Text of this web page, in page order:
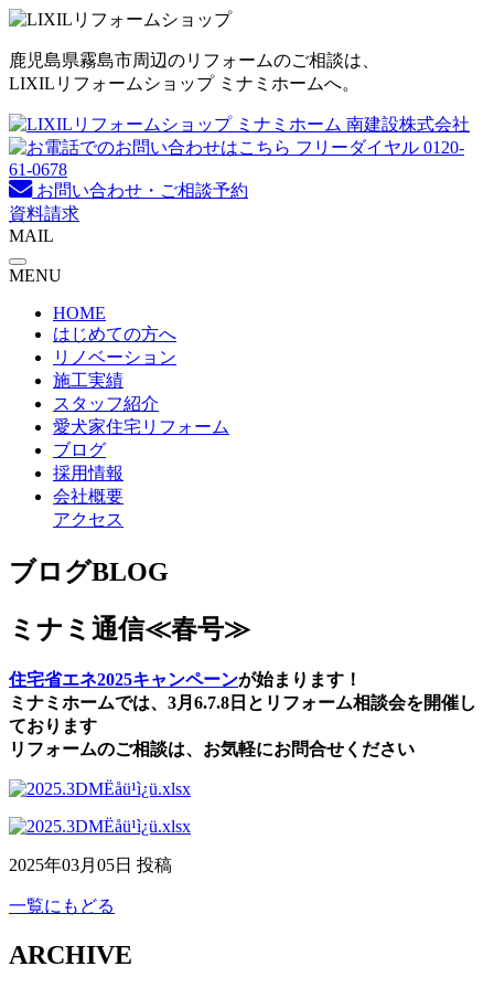
コ
テ
ン
ツ
へ
ス
キ
ッ
プ
鹿児島県霧島市周辺のリフォームのご相談は、
LIXILリフォームショップ ミナミホームへ。
お問い合わせ・ご相談予約
資料請求
MAIL
MENU
HOME
はじめての方へ
リノベーション
施工実績
スタッフ紹介
愛犬家住宅リフォーム
ブログ
採用情報
会社概要
アクセス
ブログBLOG
ミナミ通信≪春号≫
住宅省エネ2025キャンペーンが始まります！
ミナミホームでは、3月6.7.8日とリフォーム相談会を開催し
ております
リフォームのご相談は、お気軽にお問合せください
2025年03月05日 投稿
一覧にもどる
ARCHIVE